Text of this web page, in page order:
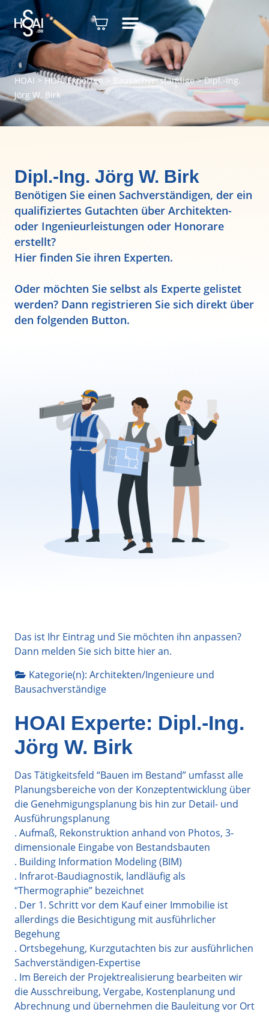
HOAI > HOAI Experten> Bausachverständige>Dipl.-Ing.
Jörg W. Birk
Dipl.-Ing. Jörg W. Birk
Benötigen Sie einen Sachverständigen, der ein
qualifiziertes Gutachten über Architekten-
oder Ingenieurleistungen oder Honorare
erstellt?
Hier finden Sie ihren Experten.
Oder möchten Sie selbst als Experte gelistet
werden? Dann registrieren Sie sich direkt über
den folgenden Button.
Das ist Ihr Eintrag und Sie möchten ihn anpassen?
Dann melden Sie sich bitte hieran.
Kategorie(n): Architekten/Ingenieure und
Bausachverständige
HOAI Experte: Dipl.-Ing.
Jörg W. Birk
Das Tätigkeitsfeld “Bauen im Bestand” umfasst alle
Planungsbereiche von der Konzeptentwicklung über
die Genehmigungsplanung bis hin zur Detail- und
Ausführungsplanung
. Aufmaß, Rekonstruktion anhand von Photos, 3-
dimensionale Eingabe von Bestandsbauten
. Building Information Modeling (BIM)
. Infrarot-Baudiagnostik, landläufig als
“Thermographie” bezeichnet
. Der 1. Schritt vor dem Kauf einer Immobilie ist
allerdings die Besichtigung mit ausführlicher
Begehung
. Ortsbegehung, Kurzgutachten bis zur ausführlichen
Sachverständigen-Expertise
. Im Bereich der Projektrealisierung bearbeiten wir
die Ausschreibung, Vergabe, Kostenplanung und
Abrechnung und übernehmen die Bauleitung vor Ort